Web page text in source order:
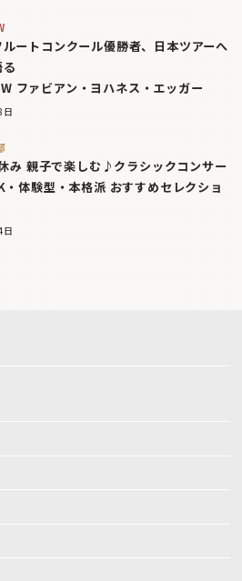
ートコンクール優勝者、日本ツアーへ
ファビアン・ヨハネス・エッガー
み 親子で楽しむ♪クラシックコンサー
・体験型・本格派 おすすめセレクショ